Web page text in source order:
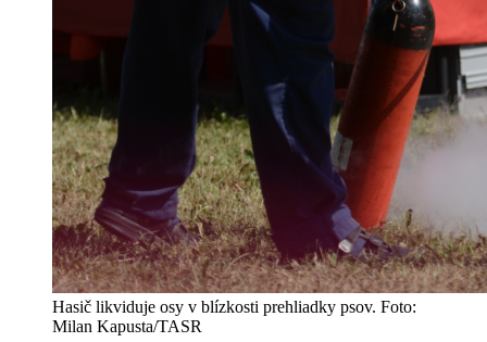
Hasič likviduje osy v blízkosti prehliadky psov. Foto:
Milan Kapusta/TASR